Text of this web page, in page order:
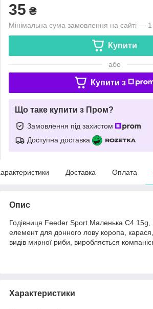
35 ₴
Мінімальна сума замовлення на сайті —
Купити
або
Купити з
Що таке купити з Пром?
Замовлення під захистом
Доступна доставка
Доставка Оплата
Опис
Годівниця Feeder Sport Маленька C4 15g,
елемент для донного лову коропа,
видів мирної риби, виробляється
Характеристики